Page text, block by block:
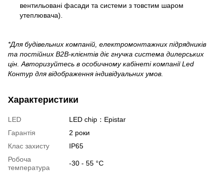
вентильовані фасади та системи з товстим шаром
утеплювача).
*Для будівельних компаній, електромонтажних підрядників
та постійних B2B-клієнтів діє гнучка система дилерських
цін. Авторизуйтесь в особичному кабінеті компанії Led
Контур для відображення індивідуальних умов.
Характеристики
LED
LED chip：Epistar
Гарантія
2 роки
Клас захисту
ІР65
Робоча
температура
-30 - 55 °С